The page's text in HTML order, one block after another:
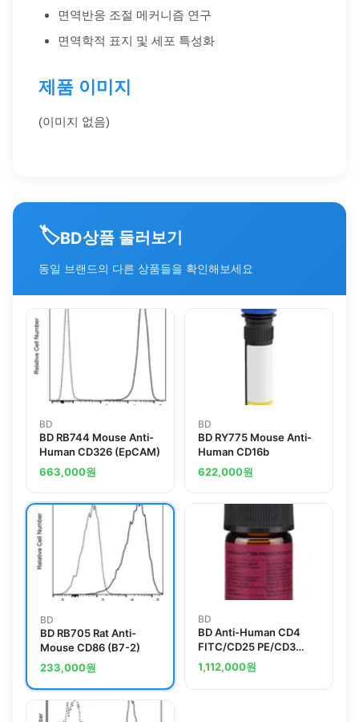
면역반응 조절 메커니즘 연구
면역학적 표지 및 세포 특성화
제품 이미지
(이미지 없음)
🏷️BD상품 둘러보기
동일 브랜드의 다른 상품들을 확인해보세요
BD
BD RB744 Mouse Anti-
Human CD326 (EpCAM)
663,000원
BD
BD RY775 Mouse Anti-
Human CD16b
622,000원
BD
BD RB705 Rat Anti-
Mouse CD86 (B7-2)
233,000원
BD
BD Anti-Human CD4
FITC/CD25 PE/CD3
PerCP-Cy5.5
1,112,000원